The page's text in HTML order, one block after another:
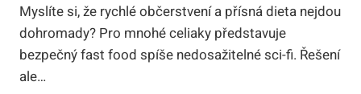
Myslíte si, že rychlé občerstvení a přísná dieta nejdou
dohromady? Pro mnohé celiaky představuje
bezpečný fast food spíše nedosažitelné sci-fi. Řešení
ale…